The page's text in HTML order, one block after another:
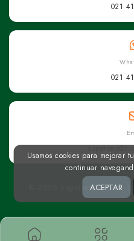
021
021
© 2026 Superseis Online.
Usamos cookies para mejorar
continuar
ACEPTAR